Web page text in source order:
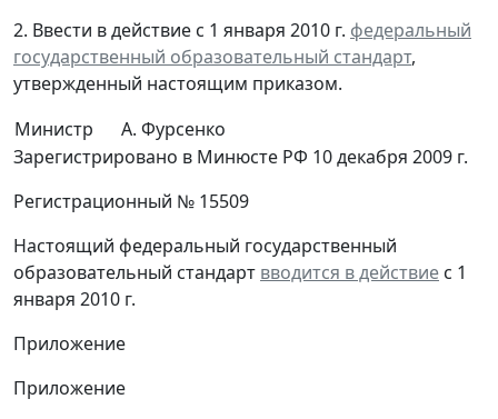
2. Ввести в действие с 1 января 2010 г. федеральный
государственный образовательный стандарт,
утвержденный настоящим приказом.
Министр
А. Фурсенко
Зарегистрировано в Минюсте РФ 10 декабря 2009 г.
Регистрационный № 15509
Настоящий федеральный государственный
образовательный стандарт вводится в действие с 1
января 2010 г.
Приложение
Приложение